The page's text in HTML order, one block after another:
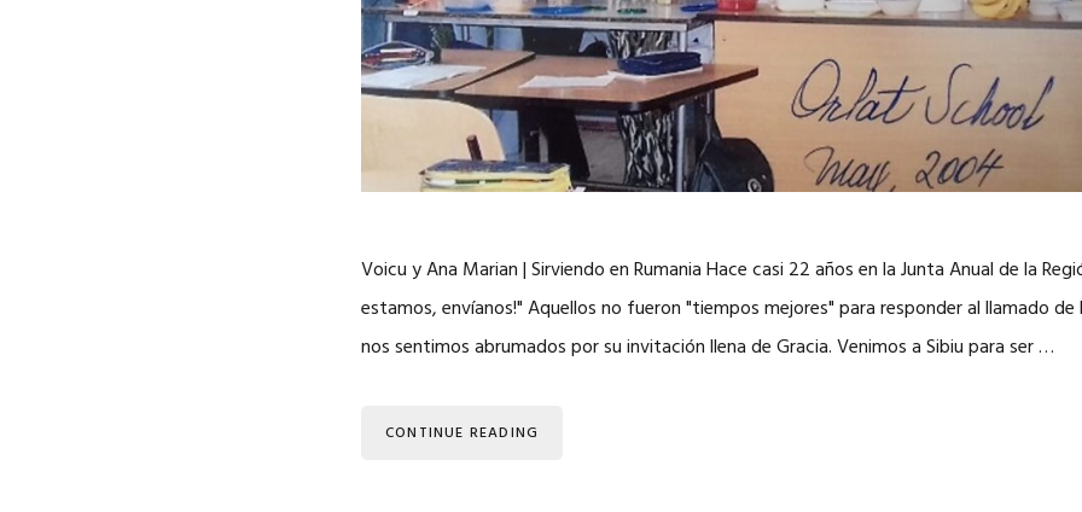
Voicu y Ana Marian | Sirviendo en Rumania Hace casi 22 años en la Junta Anual de la
estamos, envíanos!" Aquellos no fueron "tiempos mejores" para responder al llamado
nos sentimos abrumados por su invitación llena de Gracia. Venimos a Sibiu para ser …
CONTINUE READING